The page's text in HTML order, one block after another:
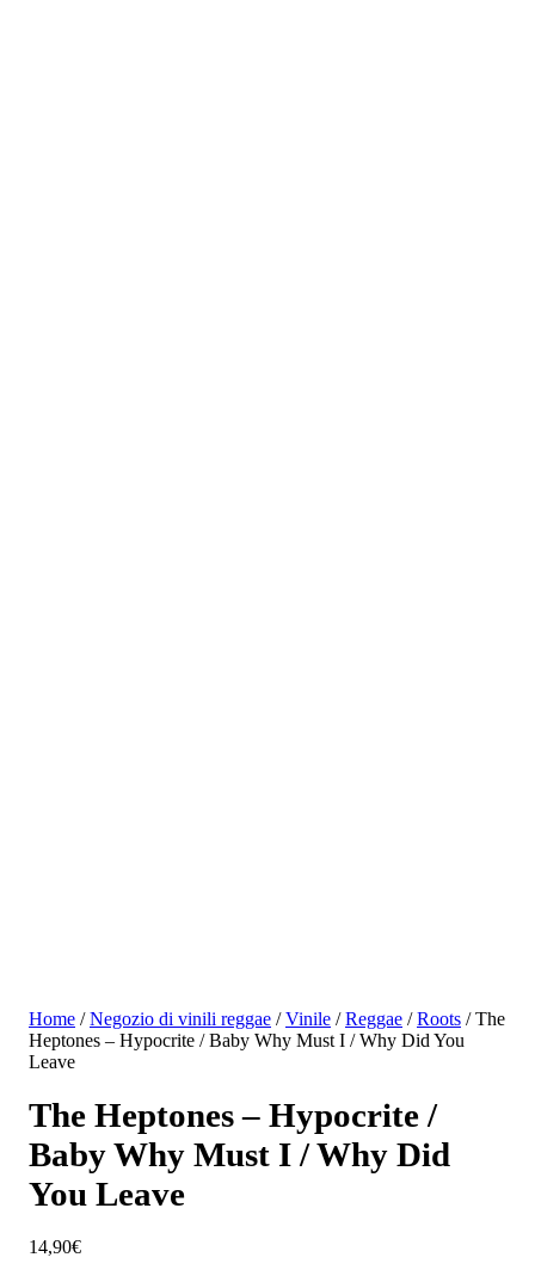
Home /Negozio di vinili reggae /Vinile /Reggae /Roots / The
Heptones – Hypocrite / Baby Why Must I / Why Did You
Leave
The Heptones – Hypocrite /
Baby Why Must I / Why Did
You Leave
14,90€